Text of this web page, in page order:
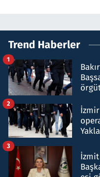
Trend Haberler
1
2
3